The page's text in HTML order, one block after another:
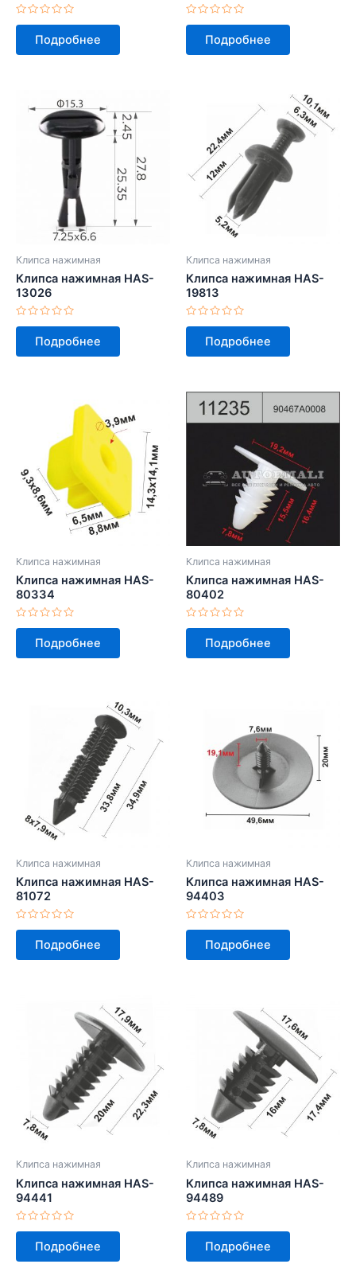
Оценка
5
Подробнее
Оценка
5
Подробнее
Клипса нажимная
Клипса нажимная HAS-
13026
Оценка
5
Подробнее
Клипса нажимная
Клипса нажимная HAS-
19813
Оценка
5
Подробнее
Клипса нажимная
Клипса нажимная HAS-
80334
Оценка
5
Подробнее
Клипса нажимная
Клипса нажимная HAS-
80402
Оценка
5
Подробнее
Клипса нажимная
Клипса нажимная HAS-
81072
Оценка
5
Подробнее
Клипса нажимная
Клипса нажимная HAS-
94403
Оценка
5
Подробнее
Клипса нажимная
Клипса нажимная HAS-
94441
Оценка
5
Подробнее
Клипса нажимная
Клипса нажимная HAS-
94489
Оценка
5
Подробнее